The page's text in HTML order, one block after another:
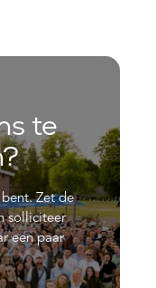
te
Zet de
solliciteer
een paar